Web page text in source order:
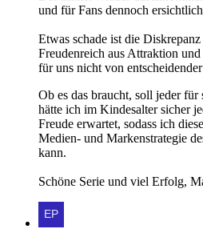
und für Fans dennoch
Etwas schade ist die
Freudenreich aus Attraktion
für uns nicht von
Ob es das braucht, soll jeder
hätte ich im Kindesalter sicher
Freude erwartet, sodass ich
Medien- und Markenstrategie
kann.
Schöne Serie und viel Erfolg,